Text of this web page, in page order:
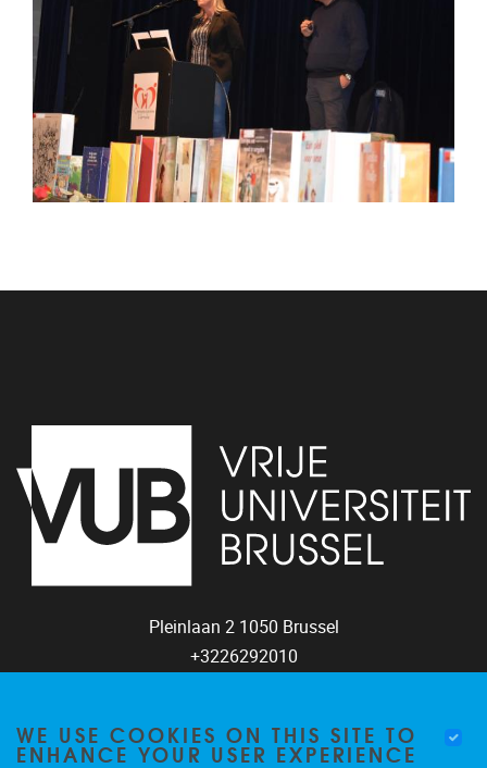
Pleinlaan 2 1050 Brussel
+3226292010
WE USE COOKIES ON THIS SITE TO
ENHANCE YOUR USER EXPERIENCE